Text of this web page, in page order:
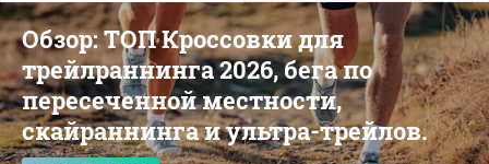
Обзор: ТОП Кроссовки для
трейлраннинга 2026, бега по
пересеченной местности,
скайраннинга и ультра-трейлов.